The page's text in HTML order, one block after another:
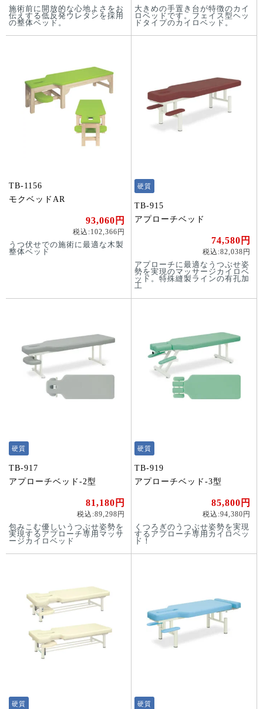
施術前に開放的な心地よさをお
伝えする低反発ウレタンを採用
の整体ベッド。
大きめの手置き台が特徴のカイ
ロベッドです。フェイス型ヘッ
ドタイプのカイロベッド。
TB-1156
モクベッドAR
93,060円
税込:102,366円
うつ伏せでの施術に最適な木製
整体ベッド
硬質
TB-915
アプローチベッド
74,580円
税込:82,038円
アプローチに最適なうつぶせ姿
勢を実現のマッサージカイロベ
ッド。特殊縫製ラインの有孔加
工
硬質
TB-917
アプローチベッド-2型
81,180円
税込:89,298円
包みこむ優しいうつぶせ姿勢を
実現するアプローチ専用マッサ
ージカイロベッド
硬質
TB-919
アプローチベッド-3型
85,800円
税込:94,380円
くつろぎのうつぶせ姿勢を実現
するアプローチ専用カイロベッ
ド！
硬質 硬質